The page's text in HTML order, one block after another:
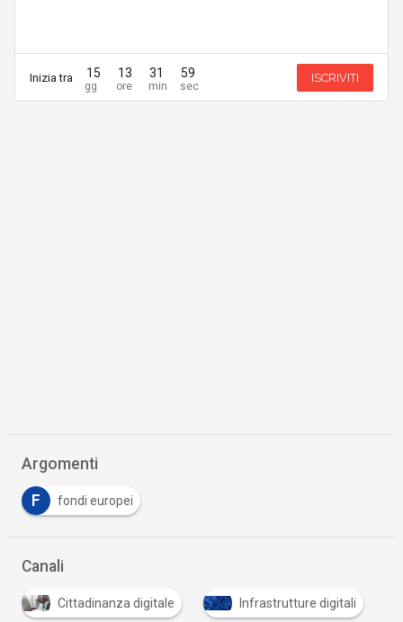
Inizia tra 15 13 31 59 ISCRIVITI
Argomenti
F fondi europei
Canali
Cittadinanza digitale Infrastrutture digitali